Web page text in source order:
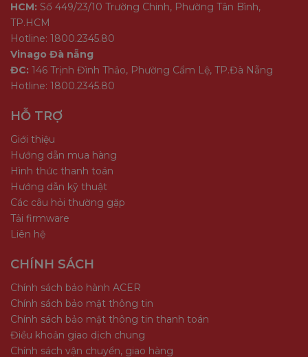
HCM: Số 449/23/10 Trường Chinh, Phường Tân Bình,
TP.HCM
Hotline: 1800.2345.80
Vinago Đà nẵng
ĐC: 146 Trịnh Đình Thảo, Phường Cẩm Lệ, TP.Đà Nẵng
Hotline: 1800.2345.80
HỖ TRỢ
Giới thiệu
Hướng dẫn mua hàng
Hình thức thanh toán
Hướng dẫn kỹ thuật
Các câu hỏi thường gặp
Tải firmware
Liên hệ
CHÍNH SÁCH
Chính sách bảo hành ACER
Chính sách bảo mật thông tin
Chính sách bảo mật thông tin thanh toán
Điều khoản giao dịch chung
Chính sách vận chuyển, giao hàng